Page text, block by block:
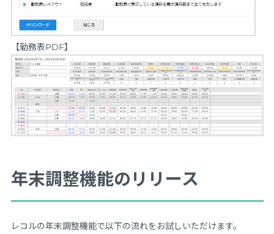
【勤務表PDF】
年末調整機能のリリース
レコルの年末調整機能で以下の流れをお試しいただけます。